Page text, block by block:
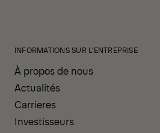
INFORMATIONS SUR L'ENTREPRISE
À propos de nous
Actualités
Carrieres
Investisseurs